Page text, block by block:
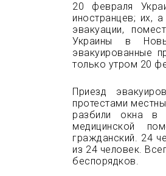
20 февраля
иностранцев; их,
эвакуации,
Украины в
эвакуированные
только утром 20
Приезд
протестами
разбили окна в
медицинской
гражданский. 24
из 24 человек.
беспорядков.